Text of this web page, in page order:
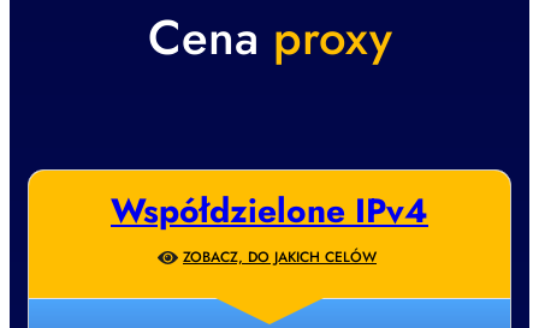
Cena proxy
Współdzielone IPv4
ZOBACZ, DO JAKICH CELÓW